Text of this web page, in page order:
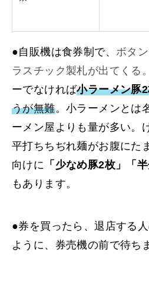
●自販機は食券制で、 ボタ
ラスチック製札が出てくる。
ーでなければ小ラーメン豚
うが無難。小ラーメンとは
ーメン屋よりも量が多い。
平打ちちぢれ麺がお腹にた
向けに 「少なめ豚2枚」「
もあります。
●券を買ったら、退店する
ように、券売機の前で待ち